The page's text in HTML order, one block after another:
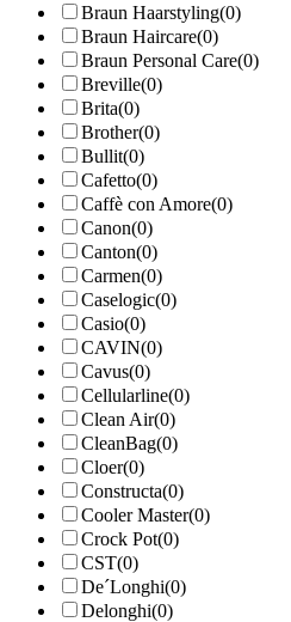
Braun Haarstyling(0)
Braun Haircare(0)
Braun Personal Care(0)
Breville(0)
Brita(0)
Brother(0)
Bullit(0)
Cafetto(0)
Caffè con Amore(0)
Canon(0)
Canton(0)
Carmen(0)
Caselogic(0)
Casio(0)
CAVIN(0)
Cavus(0)
Cellularline(0)
Clean Air(0)
CleanBag(0)
Cloer(0)
Constructa(0)
Cooler Master(0)
Crock Pot(0)
CST(0)
De´Longhi(0)
Delonghi(0)